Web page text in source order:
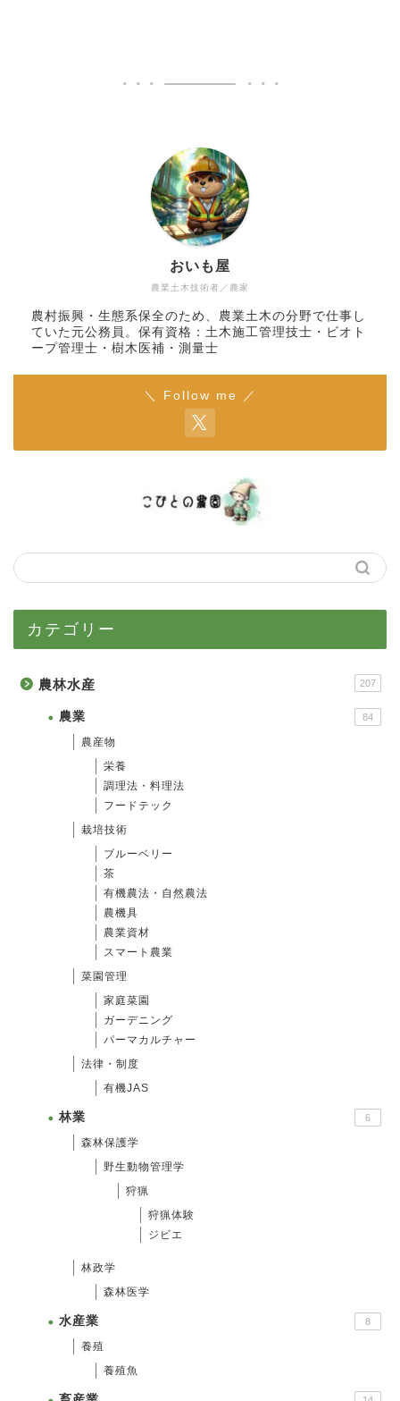
農業土木技術者／農家
おいも屋
農村振興・生態系保全のため、農業土木の分野で仕事し
ていた元公務員。保有資格：土木施工管理技士・ビオト
ープ管理士・樹木医補・測量士
＼ Follow me ／
カテゴリー
農林水産 207
農業 84
農産物
栄養
調理法・料理法
フードテック
栽培技術
ブルーベリー
茶
有機農法・自然農法
農機具
農業資材
スマート農業
菜園管理
家庭菜園
ガーデニング
パーマカルチャー
法律・制度
有機JAS
林業 6
森林保護学
野生動物管理学
狩猟
狩猟体験
ジビエ
林政学
森林医学
水産業 8
養殖
養殖魚